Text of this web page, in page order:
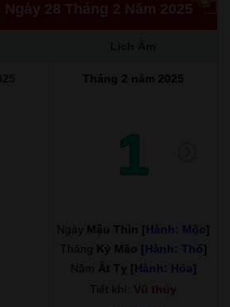
28 Tháng 2 Năm 2025
Tháng 2 năm 2025
1
Ngày Mậu Thìn [Hành: Mộc]
Tháng Kỷ Mão [Hành: Thổ]
Năm Ất Tỵ [Hành: Hỏa]
Tiết khí: Vũ thủy